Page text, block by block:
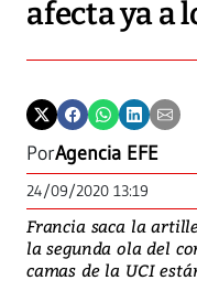
afecta ya a
PorAgencia EFE
24/09/2020 13:19
Francia saca la
la segunda ola del
camas de la UCI